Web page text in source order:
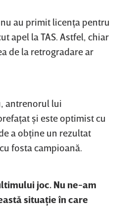
au primit licenţa pentru
apel la TAS. Astfel, chiar
de la retrogradare ar
antrenorul lui
şi este optimist cu
a obţine un rezultat
fosta campioană.
joc. Nu ne-am
situaţie în care